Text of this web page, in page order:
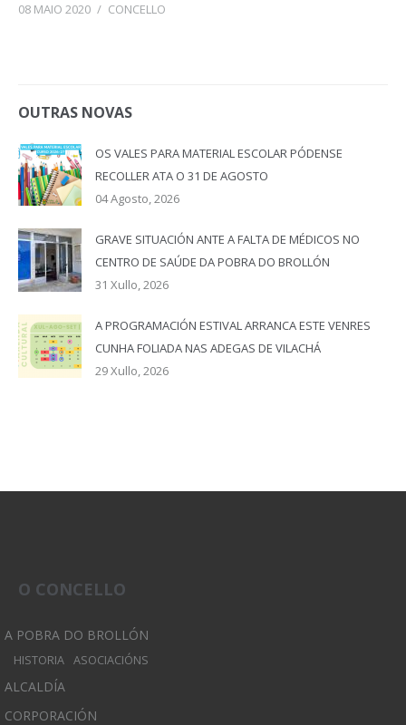
08 MAIO 2020 / CONCELLO
OUTRAS NOVAS
OS VALES PARA MATERIAL ESCOLAR PÓDENSE
RECOLLER ATA O 31 DE AGOSTO
04 Agosto, 2026
GRAVE SITUACIÓN ANTE A FALTA DE MÉDICOS NO
CENTRO DE SAÚDE DA POBRA DO BROLLÓN
31 Xullo, 2026
A PROGRAMACIÓN ESTIVAL ARRANCA ESTE VENRES
CUNHA FOLIADA NAS ADEGAS DE VILACHÁ
29 Xullo, 2026
O CONCELLO
A POBRA DO BROLLÓN
HISTORIA ASOCIACIÓNS
ALCALDÍA
CORPORACIÓN